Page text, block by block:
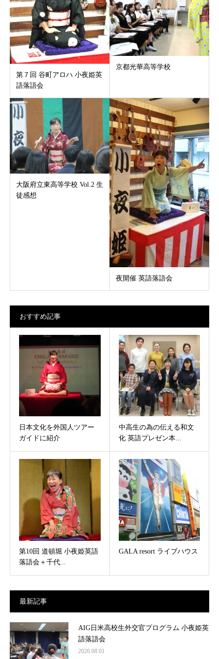
第７回 谷町アロハ 小夜姫英
語落語会
京都光華高等学校
大阪府立東高等学校 Vol.2 生
徒感想
夜開催 英語落語会
おすすめ記事
日本文化を外国人ツアー
ガイドに紹介
中高生の為の伝える和文
化 英語プレゼン本...
第10回 道頓堀 小夜姫英語
落語会＋千代...
GALA resort ライブハウス
最新記事
AIG日米高校生外交官プログラム 小夜姫英
語落語会
2026.08.01